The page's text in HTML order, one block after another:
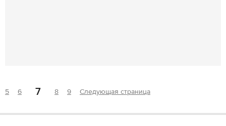
5 6 7 8 9 Следующая страница